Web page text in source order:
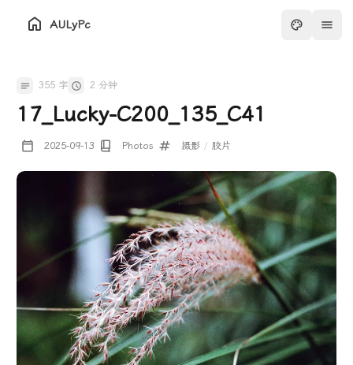
AULyPc
355 字 2 分钟
17_Lucky-C200_135_C41
2025-09-13 Photos 摄影 / 胶片